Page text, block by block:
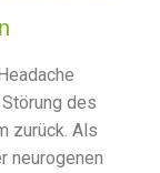
des
zurück. Als
neurogenen